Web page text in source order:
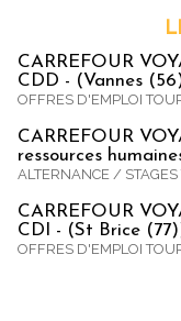
CARREFOUR
CDD - (Vannes
OFFRES D'EMPLOI
CARREFOUR
ressources
ALTERNANCE / STAGES
CARREFOUR
CDI - (St Brice
OFFRES D'EMPLOI